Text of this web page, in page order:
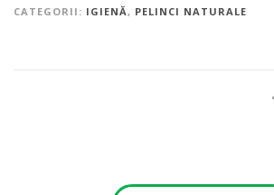
CATEGORII: IGIENĂ , PELINCI NATURALE